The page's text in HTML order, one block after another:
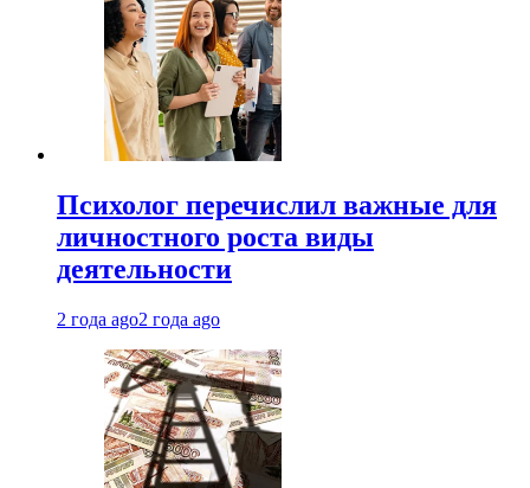
Психолог перечислил важные для
личностного роста виды
деятельности
2 года ago2 года ago